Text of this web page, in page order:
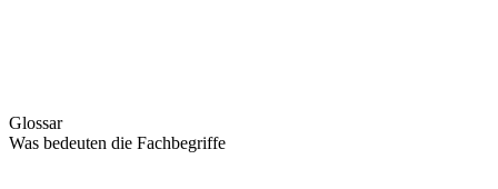
Glossar
Was bedeuten die Fachbegriffe